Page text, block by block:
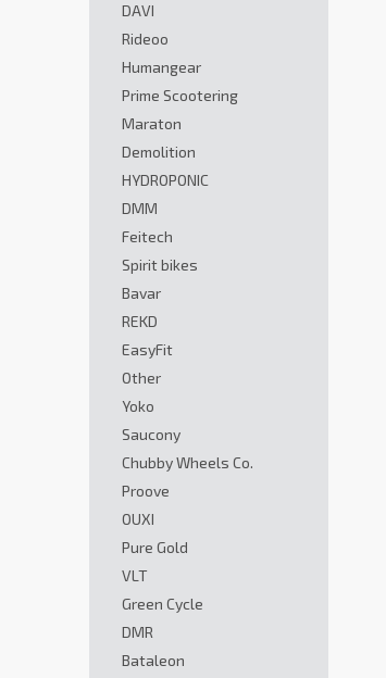
DAVI
Rideoo
Humangear
Prime Scootering
Maraton
Demolition
HYDROPONIC
DMM
Feitech
Spirit bikes
Bavar
REKD
EasyFit
Other
Yoko
Saucony
Chubby Wheels Co.
Proove
OUXI
Pure Gold
VLT
Green Cycle
DMR
Bataleon